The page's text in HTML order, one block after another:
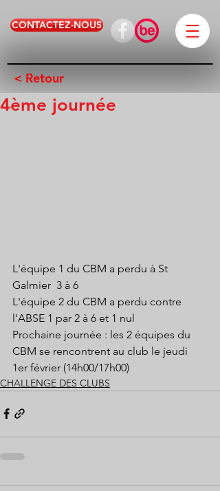
CONTACTEZ-NOUS
< Retour
4ème journée
L'équipe 1 du CBM a perdu à St
Galmier  3 à 6
L'équipe 2 du CBM a perdu contre
l'ABSE 1 par 2 à 6 et 1 nul
Prochaine journée : les 2 équipes du
CBM se rencontrent au club le jeudi
1er février (14h00/17h00)
CHALLENGE DES CLUBS